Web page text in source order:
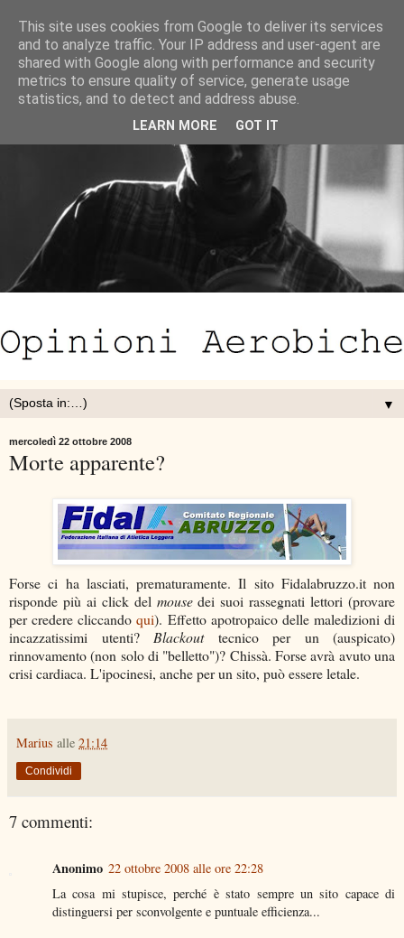
▼
mercoledì 22 ottobre 2008
Morte apparente?
Forse ci ha lasciati, prematuramente. Il sito Fidalabruzzo.it non
risponde più ai click del mousedei suoi rassegnati lettori (provare
per credere cliccandoqui). Effetto apotropaico delle maledizioni di
incazzatissimi utenti? Blackouttecnico per un (auspicato)
rinnovamento (non solo di "belletto")? Chissà. Forse avrà avuto una
crisi cardiaca. L'ipocinesi, anche per un sito, può essere letale.
Marius alle 21:14
Condividi
7 commenti:
Anonimo 22 ottobre 2008 alle ore 22:28
La cosa mi stupisce, perché è stato sempre un sito capace di
distinguersi per sconvolgente e puntuale efficienza...
This site uses cookies from Google to deliver its services
and to analyze traffic. Your IP address and user-agent are
shared with Google along with performance and security
metrics to ensure quality of service, generate usage
statistics, and to detect and address abuse.
LEARN MORE GOT IT